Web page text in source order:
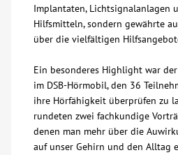
Suche
Kontakt
AWO BB Süd
Implantaten, Lichtsignalanlagen
Hilfsmitteln, sondern gewährte
über die vielfältigen
Ein besonderes Highlight war
im DSB-Hörmobil, den 36
ihre Hörfähigkeit überprüfen zu
rundeten zwei fachkundige
denen man mehr über die
auf unser Gehirn und den Alltag